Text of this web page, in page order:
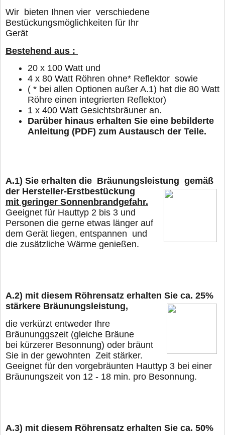
Wir bieten Ihnen vier verschiedene
Bestückungsmöglichkeiten für Ihr
Gerät
Bestehend aus :
20 x 100 Watt und
4 x 80 Watt Röhren ohne* Reflektor sowie
( * bei allen Optionen außer A.1) hat die 80 Watt
Röhre einen integrierten Reflektor)
1 x 400 Watt Gesichtsbräuner an.
Darüber hinaus erhalten Sie eine bebilderte
Anleitung (PDF) zum Austausch der Teile.
A.1) Sie erhalten die Bräunungsleistung gemäß
der Hersteller-Erstbestückung
mit geringer Sonnenbrandgefahr.
Geeignet für Hauttyp 2 bis 3 und
Personen die gerne etwas länger auf
dem Gerät liegen, entspannen und
die zusätzliche Wärme genießen.
A.2) mit diesem Röhrensatz erhalten Sie ca. 25%
stärkere Bräunungsleistung,
die verkürzt entweder Ihre
Bräununggszeit (gleiche Bräune
bei kürzerer Besonnung) oder bräunt
Sie in der gewohnten Zeit stärker.
Geeignet für den vorgebräunten Hauttyp 3 bei einer
Bräunungszeit von 12 - 18 min. pro Besonnung.
A.3) mit diesem Röhrensatz erhalten Sie ca. 50%